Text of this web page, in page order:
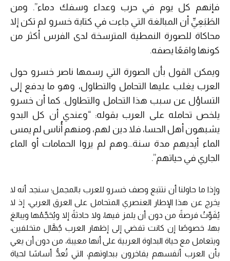
فإنهم كل يوم في حرب وعداء وسفك دماء”. ومن
الطَبَعِيِّ أن المبالغة التي جاءت في كتابة خسرو لم تكن إلا
محاكاة للصورة النمطية المترسخة لدى الفرس أكثر من
كونها واقعًا يصفه.
ويمكن القول بأن الصورة التي رسمها ناصر خسرو حول
العرب يغلب عليها التحامل والتطاول، وهو ما يدفع إلى
التساؤل عن سبب هذا التحامل والتطاول. كما أن خسرو
يلخص تحامله على العرب بقوله: “وعندي أن كل البدو
يشبهون أهل الحسا، فلا دين لهم، ومنهم أُناس لم يمس
الماء أيديهم مدة سنة…وهم لم يروا الحمامات أو الماء
الجاري في حياتهم”.
وإذا ما حاولنا أن نتتبع وصف خسرو للعرب بالمجمل؛ سنجد أنه لا
يخرج عن هذا الإطار العنصري المتحامل على العرق العربي، إذ لا
يُفَوِّتُ فرصةً من دون أن يلمز فيها، ولا حادثةً إلا ويُحَجِّمُها ويبالغ
بها، خصوصًا إن كانت تفضي إلى إظهار العرب جُهَّال متخلفين،
ويتعامل مع حياة البداوة العربية على أنها معيبة، من دون أن يعي
بأن العرب أنفسهم يفاخرون ببداوتهم، التي تُعدُّ أساسًا لحياة